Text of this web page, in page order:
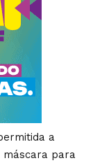
a
para